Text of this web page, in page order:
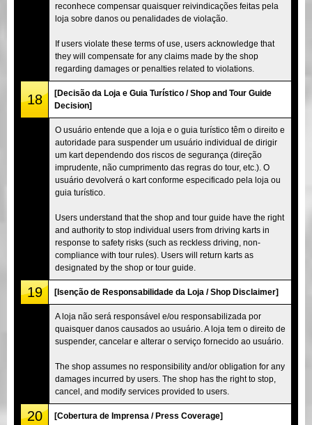
reconhece compensar quaisquer reivindicações feitas pela
loja sobre danos ou penalidades de violação.
If users violate these terms of use, users acknowledge that
they will compensate for any claims made by the shop
regarding damages or penalties related to violations.
18
[Decisão da Loja e Guia Turístico / Shop and Tour Guide
Decision]
O usuário entende que a loja e o guia turístico têm o direito e
autoridade para suspender um usuário individual de dirigir
um kart dependendo dos riscos de segurança (direção
imprudente, não cumprimento das regras do tour, etc.). O
usuário devolverá o kart conforme especificado pela loja ou
guia turístico.
Users understand that the shop and tour guide have the right
and authority to stop individual users from driving karts in
response to safety risks (such as reckless driving, non-
compliance with tour rules). Users will return karts as
designated by the shop or tour guide.
19 [Isenção de Responsabilidade da Loja / Shop Disclaimer]
A loja não será responsável e/ou responsabilizada por
quaisquer danos causados ao usuário. A loja tem o direito de
suspender, cancelar e alterar o serviço fornecido ao usuário.
The shop assumes no responsibility and/or obligation for any
damages incurred by users. The shop has the right to stop,
cancel, and modify services provided to users.
20 [Cobertura de Imprensa / Press Coverage]